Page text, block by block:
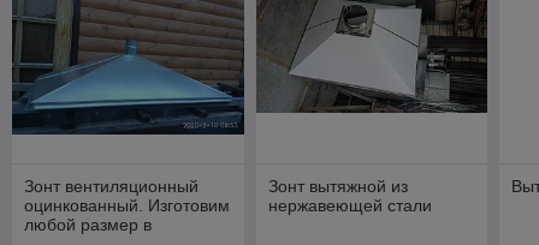
Зонт вентиляционный
оцинкованный. Изготовим
любой размер в
Зонт вытяжной из
нержавеющей стали